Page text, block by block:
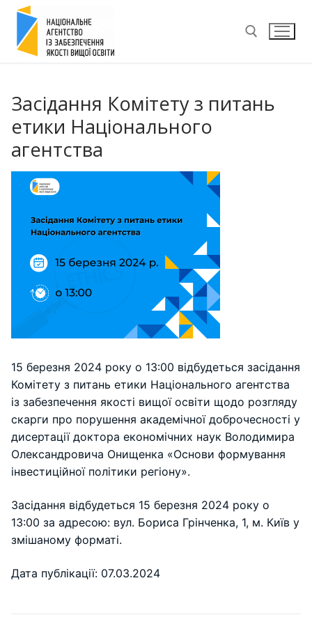
Перейти
вмісту
Засідання Комітету з питань
етики Національного
агентства
15 березня 2024 року о 13:00 відбудеться засідання
Комітету з питань етики Національного агентства
із забезпечення якості вищої освіти щодо розгляду
скарги про порушення академічної доброчесності у
дисертації доктора економічних наук Володимира
Олександровича Онищенка «Основи формування
інвестиційної політики регіону».
Засідання відбудеться 15 березня 2024 року о
13:00 за адресою: вул. Бориса Грінченка, 1, м. Київ у
змішаному форматі.
Дата публікації: 07.03.2024